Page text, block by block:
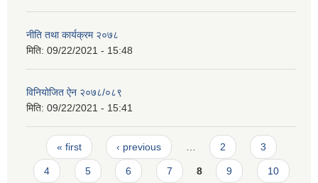
नीति तथा कार्यक्रम २०७८
मिति: 09/22/2021 - 15:48
विनियोजित ऐन २०७८/०८९
मिति: 09/22/2021 - 15:41
Pages
« first ‹ previous 2 3
4 5 6 7 8 9 10